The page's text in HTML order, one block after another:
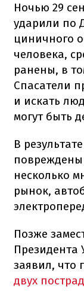
Ночью 29
ударили по
циничного
человека,
ранены, в
Спасатели
и искать
могут быть
В
повреждены
несколько
рынок,
Позже
заявил, что
двух